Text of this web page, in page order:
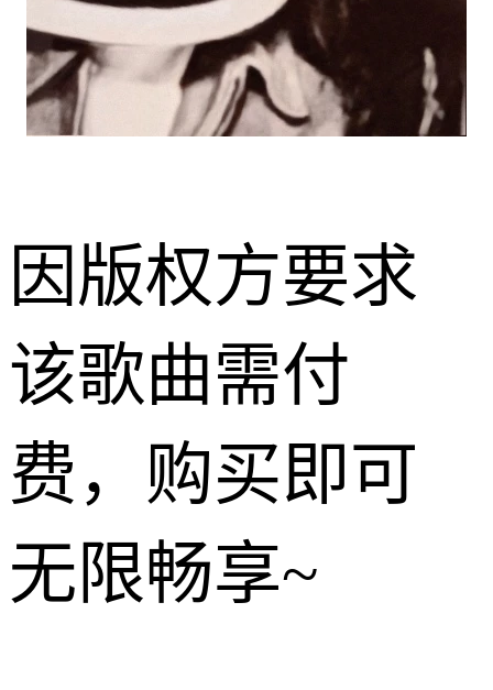
因版权方要求
该歌曲需付
费，购买即可
无限畅享~